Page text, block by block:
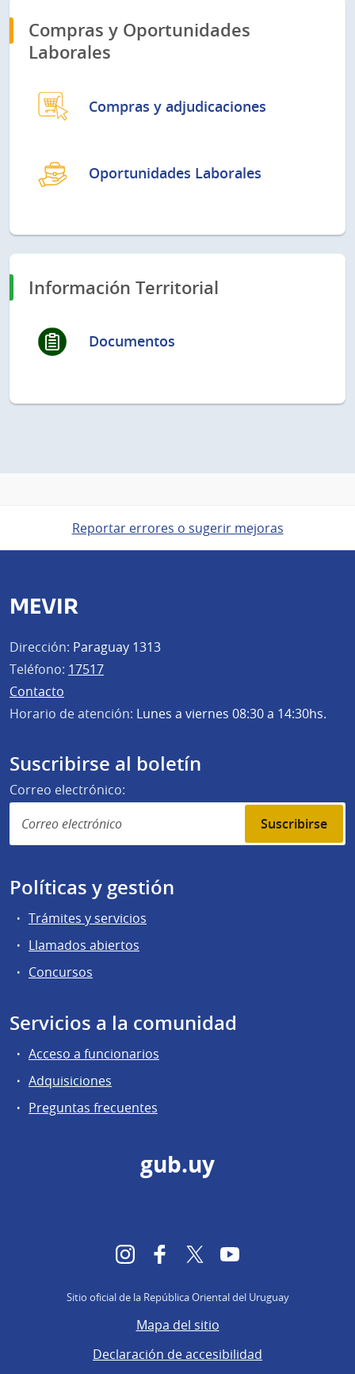
Compras y Oportunidades
Laborales
Compras y adjudicaciones
Oportunidades Laborales
Información Territorial
Documentos
Reportar errores o sugerir mejoras
MEVIR
Dirección: Paraguay 1313
Teléfono: 17517
Contacto
Horario de atención: Lunes a viernes 08:30 a 14:30hs.
Suscribirse al boletín
Correo electrónico:
Suscribirse
Políticas y gestión
Trámites y servicios
Llamados abiertos
Concursos
Servicios a la comunidad
Acceso a funcionarios
Adquisiciones
Preguntas frecuentes
gub.uy
InstagramFacebookTwitterYouTube
Sitio oficial de la República Oriental del Uruguay
Mapa del sitio
Declaración de accesibilidad